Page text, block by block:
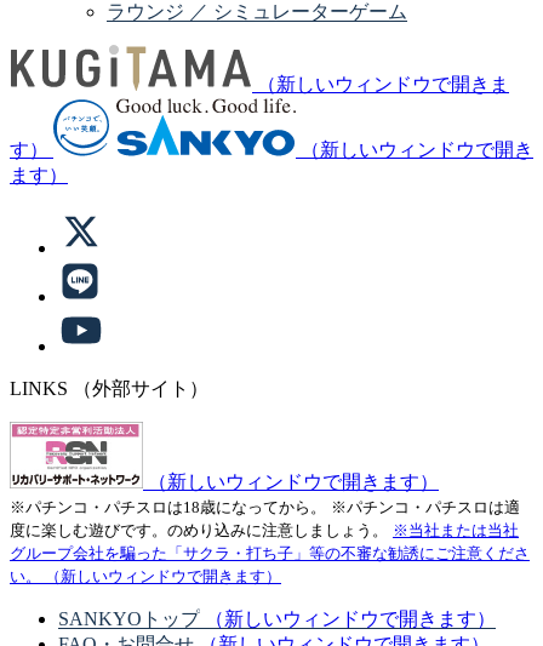
ラウンジ ／ シミュレーターゲーム
（新しいウィンドウで開きま
す）
（新しいウィンドウで開き
ます）
LINKS （外部サイト）
（新しいウィンドウで開きます）
※パチンコ・パチスロは18歳になってから。
※パチンコ・パチスロは適
度に楽しむ遊びです。のめり込みに注意しましょう。
※当社または当社
グループ会社を騙った「サクラ・打ち子」等の不審な勧誘にご注意くださ
い。
（新しいウィンドウで開きます）
SANKYOトップ
（新しいウィンドウで開きます）